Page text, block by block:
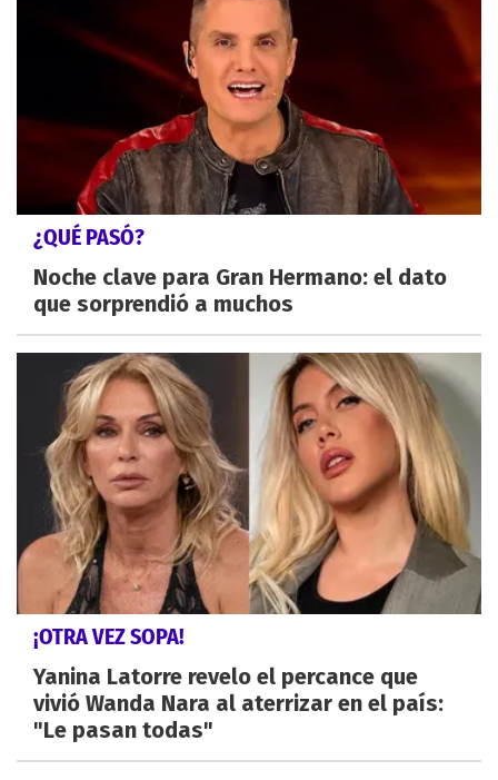
¿QUÉ PASÓ?
Noche clave para Gran Hermano: el dato
que sorprendió a muchos
¡OTRA VEZ SOPA!
Yanina Latorre revelo el percance que
vivió Wanda Nara al aterrizar en el país:
"Le pasan todas"